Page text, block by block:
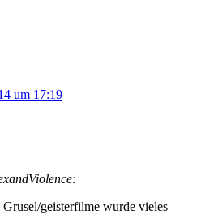
um 17:19
geisterfilme wurde vieles